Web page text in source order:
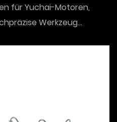
für Yuchai-Motoren,
Werkzeug...